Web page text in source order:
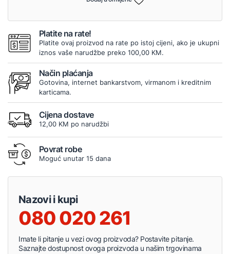
Platite na rate!
Platite ovaj proizvod na rate po istoj cijeni, ako je ukupni
iznos vaše narudžbe preko 100,00 KM.
Način plaćanja
Gotovina, internet bankarstvom, virmanom i kreditnim
karticama.
Cijena dostave
12,00 KM po narudžbi
Povrat robe
Moguć unutar 15 dana
Nazovi i kupi
080 020 261
Imate li pitanje u vezi ovog proizvoda? Postavite pitanje.
Saznajte dostupnost ovoga proizvoda u našim trgovinama